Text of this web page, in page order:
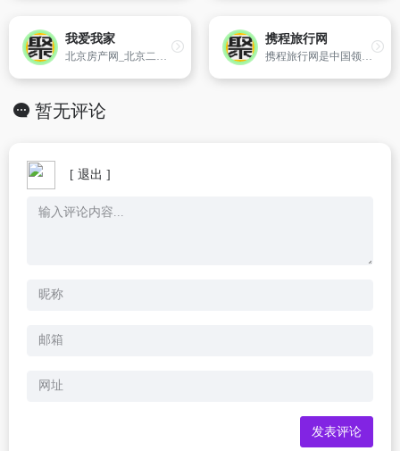
我爱我家
北京房产网_北京二手房网_北京租房网_我爱我家
携程旅行网
携程旅行网是中国领先的在线旅行服务公司，向超过9000万会员提供酒店预订、酒店点评及特价酒店查询、机票预订、飞机票查询、时刻表、票价查询、航班查询、度假预订、商旅管理、为您的出行提供全方位旅行服务。
暂无评论
[ 退出 ]